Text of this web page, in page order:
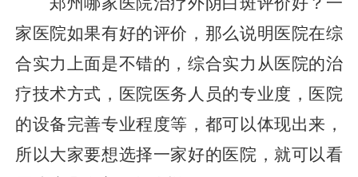
家医院如果有好的评价，那么说明医院在综
合实力上面是不错的，综合实力从医院的治
疗技术方式，医院医务人员的专业度，医院
的设备完善专业程度等，都可以体现出来，
所以大家要想选择一家好的医院，就可以看